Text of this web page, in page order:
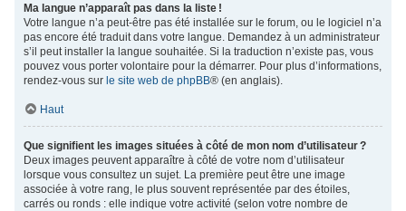
Ma langue n’apparaît pas dans la liste !
Votre langue n’a peut-être pas été installée sur le forum, ou le logiciel n’a
pas encore été traduit dans votre langue. Demandez à un administrateur
s’il peut installer la langue souhaitée. Si la traduction n’existe pas, vous
pouvez vous porter volontaire pour la démarrer. Pour plus d’informations,
rendez-vous sur le site web de phpBB® (en anglais).
Haut
Que signifient les images situées à côté de mon nom d’utilisateur ?
Deux images peuvent apparaître à côté de votre nom d’utilisateur
lorsque vous consultez un sujet. La première peut être une image
associée à votre rang, le plus souvent représentée par des étoiles,
carrés ou ronds : elle indique votre activité (selon votre nombre de